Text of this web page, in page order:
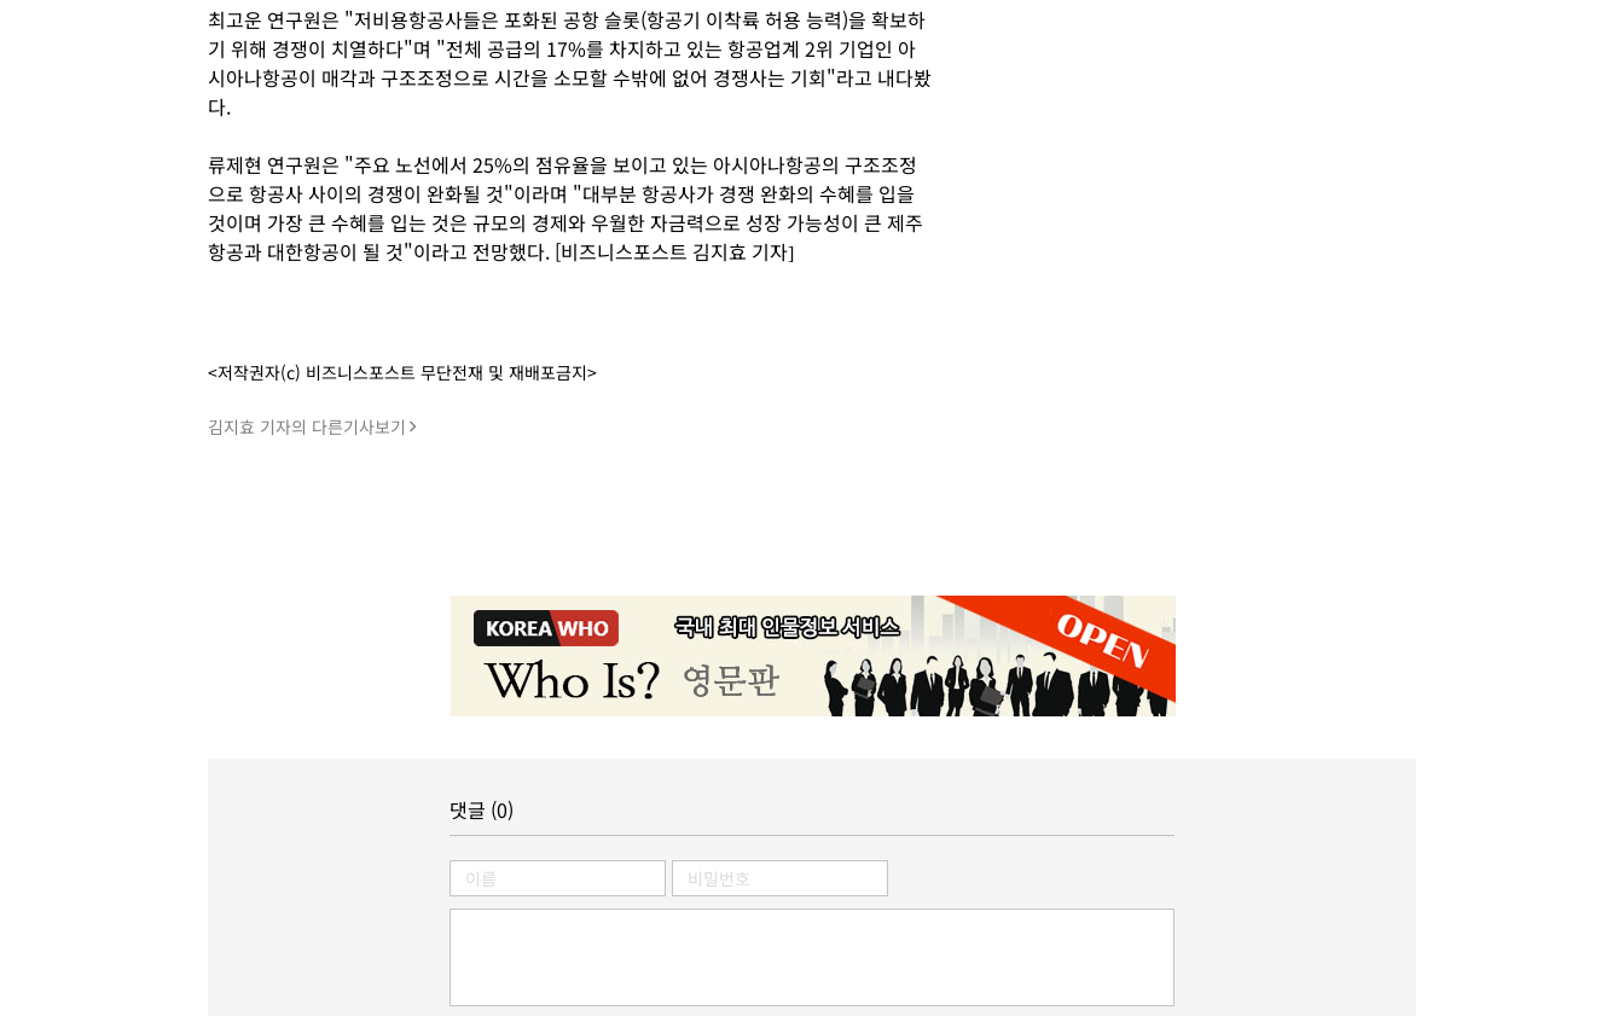
최고운 연구원은 "저비용항공사들은 포화된 공항 슬롯(항공기 이착륙 허용 능력)을 확보하
기 위해 경쟁이 치열하다"며 "전체 공급의 17%를 차지하고 있는 항공업계 2위 기업인 아
시아나항공이 매각과 구조조정으로 시간을 소모할 수밖에 없어 경쟁사는 기회"라고 내다봤
다.
류제현 연구원은 "주요 노선에서 25%의 점유율을 보이고 있는 아시아나항공의 구조조정
으로 항공사 사이의 경쟁이 완화될 것"이라며 "대부분 항공사가 경쟁 완화의 수혜를 입을
것이며 가장 큰 수혜를 입는 것은 규모의 경제와 우월한 자금력으로 성장 가능성이 큰 제주
항공과 대한항공이 될 것"이라고 전망했다. [비즈니스포스트 김지효 기자]
<저작권자(c) 비즈니스포스트 무단전재 및 재배포금지>
김지효 기자의 다른기사보기
댓글 (0)